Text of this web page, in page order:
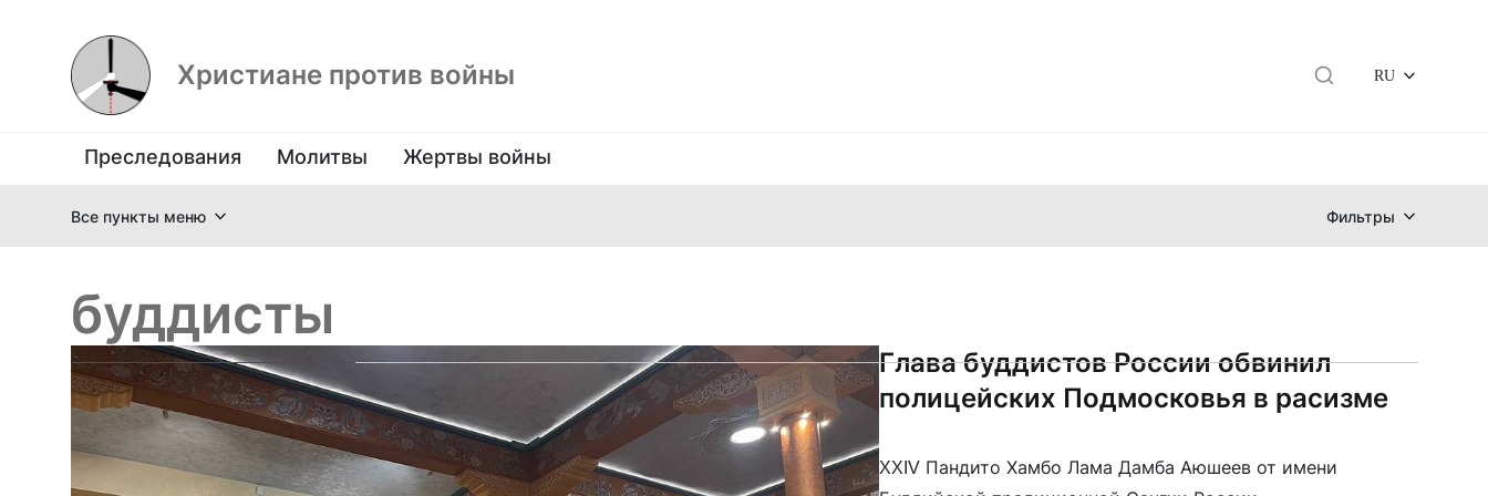
Христиане против войны RU
Преследования Молитвы Жертвы войны
Все пункты меню Фильтры
буддисты
Глава буддистов России обвинил
полицейских Подмосковья в расизме
XXIV Пандито Хамбо Лама Дамба Аюшеев от имени